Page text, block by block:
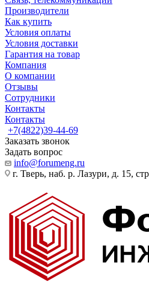
Производители
Как купить
Условия оплаты
Условия доставки
Гарантия на товар
Компания
О компании
Отзывы
Сотрудники
Контакты
Контакты
+7(4822)39-44-69
Заказать звонок
Задать вопрос
info@forumeng.ru
г. Тверь, наб. р. Лазури, д. 15,